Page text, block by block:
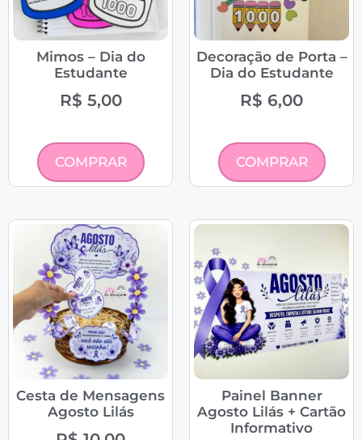
Mimos – Dia do
Estudante
R$ 5,00
COMPRAR
Decoração de Porta –
Dia do Estudante
R$ 6,00
COMPRAR
Cesta de Mensagens
Agosto Lilás
Painel Banner
Agosto Lilás + Cartão
Informativo